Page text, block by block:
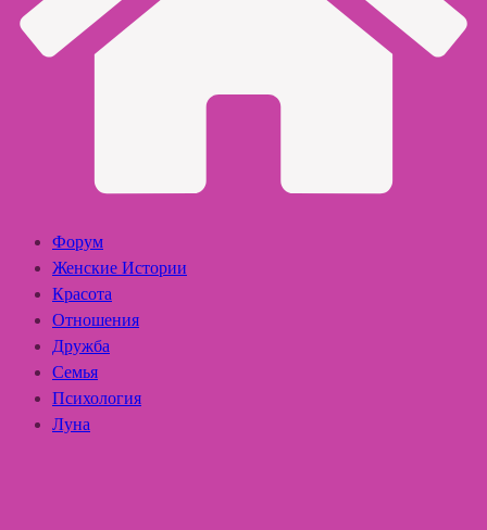
Форум
Женские Истории
Красота
Отношения
Дружба
Семья
Психология
Луна